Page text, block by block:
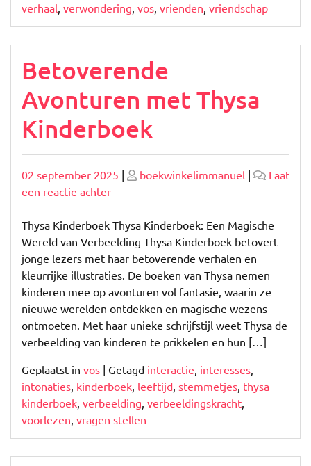
verhaal, verwondering, vos, vrienden, vriendschap
Betoverende
Avonturen met Thysa
Kinderboek
Geplaatst
op
02 september 2025 | Geplaatst
boekwinkelimmanuel |
Laat
een reactie achterop
Avonturen
met
Thysa
Kinderboek
Thysa Kinderboek Thysa Kinderboek: Een Magische
Wereld van Verbeelding Thysa Kinderboek betovert
jonge lezers met haar betoverende verhalen en
kleurrijke illustraties. De boeken van Thysa nemen
kinderen mee op avonturen vol fantasie, waarin ze
nieuwe werelden ontdekken en magische wezens
ontmoeten. Met haar unieke schrijfstijl weet Thysa de
verbeelding van kinderen te prikkelen en hun […]
Geplaatst in vos | Getagd interactie, interesses,
intonaties, kinderboek, leeftijd, stemmetjes, thysa
kinderboek, verbeelding, verbeeldingskracht,
voorlezen, vragen stellen